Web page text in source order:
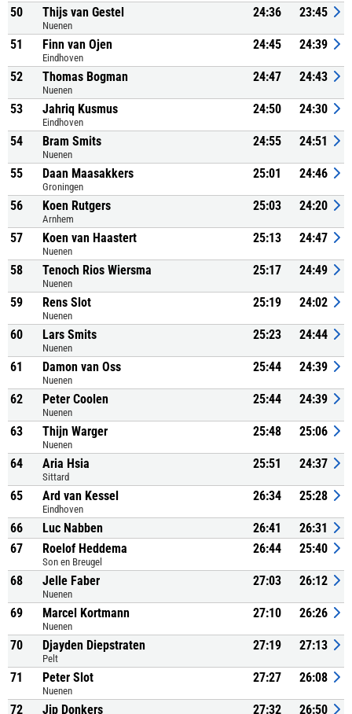
50 Thijs van Gestel
Nuenen
24:36 23:45
51 Finn van Ojen
Eindhoven
24:45 24:39
52 Thomas Bogman
Nuenen
24:47 24:43
53 Jahriq Kusmus
Eindhoven
24:50 24:30
54 Bram Smits
Nuenen
24:55 24:51
55 Daan Maasakkers
Groningen
25:01 24:46
56 Koen Rutgers
Arnhem
25:03 24:20
57 Koen van Haastert
Nuenen
25:13 24:47
58 Tenoch Rios Wiersma
Nuenen
25:17 24:49
59 Rens Slot
Nuenen
25:19 24:02
60 Lars Smits
Nuenen
25:23 24:44
61 Damon van Oss
Nuenen
25:44 24:39
62 Peter Coolen
Nuenen
25:44 24:39
63 Thijn Warger
Nuenen
25:48 25:06
64 Aria Hsia
Sittard
25:51 24:37
65 Ard van Kessel
Eindhoven
26:34 25:28
66 Luc Nabben 26:41
26:31
67
Roelof Heddema
Son en Breugel
26:44 25:40
68 Jelle Faber
Nuenen
27:03 26:12
69 Marcel Kortmann
Nuenen
27:10 26:26
70 Djayden Diepstraten
Pelt
27:19 27:13
71 Peter Slot
Nuenen
27:27 26:08
72 Jip Donkers 27:32 26:50